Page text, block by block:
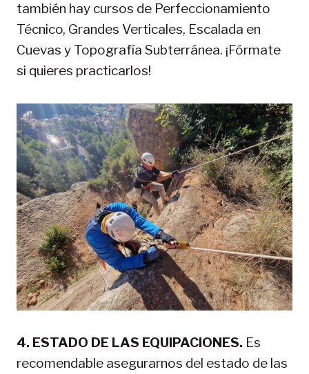
también hay cursos de Perfeccionamiento
Técnico, Grandes Verticales, Escalada en
Cuevas y Topografía Subterránea. ¡Fórmate
si quieres practicarlos!
4. ESTADO DE LAS EQUIPACIONES. Es
recomendable asegurarnos del estado de las